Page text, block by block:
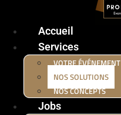
Accueil
Services
VOTRE ÉVÉNEMENT
NOS SOLUTIONS
NOS CONCEPTS
Jobs